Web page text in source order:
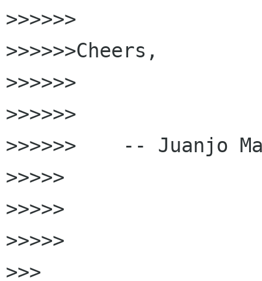
>>>>>>
>>>>>>Cheers,
>>>>>>
>>>>>>
>>>>>>    -- Juanjo
>>>>>
>>>>>
>>>>>
>>>